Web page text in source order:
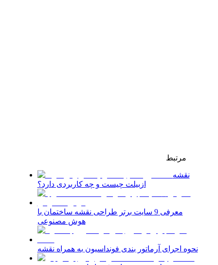
مرتبط
نقشه
ازبیلت چیست و چه کاربردی دارد؟
معرفی 9 سایت برتر طراحی نقشه ساختمان با
هوش مصنوعی
نحوه اجرای آرماتور بندی فونداسیون به همراه نقشه